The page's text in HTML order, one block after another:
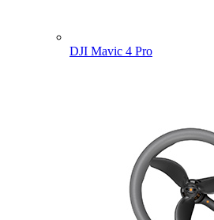
DJI Mavic 4 Pro